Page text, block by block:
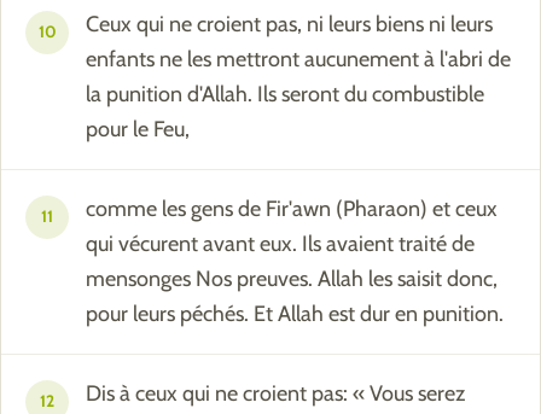
10
Ceux qui ne croient pas, ni leurs biens ni leurs
enfants ne les mettront aucunement à l'abri de
la punition d'Allah. Ils seront du combustible
pour le Feu,
11
comme les gens de Fir'awn (Pharaon) et ceux
qui vécurent avant eux. Ils avaient traité de
mensonges Nos preuves. Allah les saisit donc,
pour leurs péchés. Et Allah est dur en punition.
12
Dis à ceux qui ne croient pas: « Vous serez